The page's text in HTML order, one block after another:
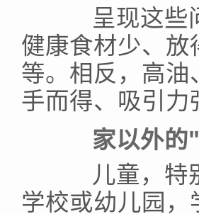
呈现这些问
健康食材少、
等。相反，高
手而得、吸引力
家以外的
儿童，特别
学校或幼儿园